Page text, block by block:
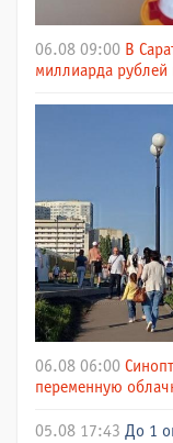
06.08 09:00 В
миллиарда рублей
06.08 06:00
переменную
05.08 17:43 До 1